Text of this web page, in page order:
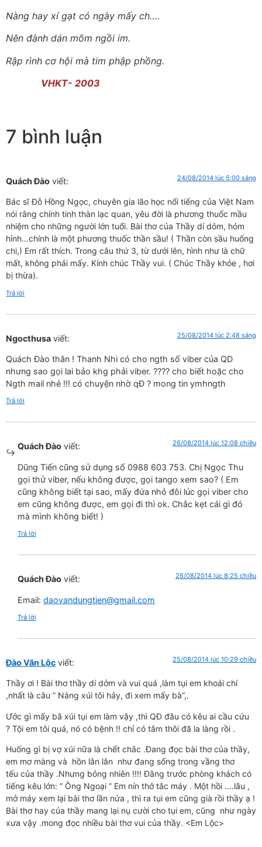
Nàng hay xí gạt có ngày mấy ch….
Nên đành dán mõm ngồi im.
Rập rình cơ hội mà tim phập phồng.
VHKT- 2003
7 bình luận
Quách Đào viết: 24/08/2014 lúc 5:00 sáng
Bác sĩ Đỗ Hồng Ngọc, chuyên gia lão học nổi tiếng của Việt Nam
nói rằng chính tinh thàn lạc quan, yêu đời là phương thuốc mầu
nhiệm cho những người lớn tuổi. Bài thơ của Thầy dí dỏm, hóm
hỉnh…chính là một phương thuốc thần sầu! ( Thần còn sầu huống
chi,) Em rất thích. Trong câu thứ 3, từ dưới lên, hình như là chữ
mất, không phải mấy. Kính chúc Thầy vui. ( Chúc Thầy khỏe , hơi
bị thừa).
Trả lời
Ngocthusa viết: 25/08/2014 lúc 2:48 sáng
Quách Đào thân ! Thanh Nhi có cho ngth số viber của QD
nhưng sao gọi lai bảo khg phải viber. ???? cho biết hoặc cho
Ngth mail nhé !!! có chuyện nhờ qĐ ? mong tin ymhngth
Trả lời
Quách Đào viết: 26/08/2014 lúc 12:08 chiều
Dũng Tiến cũng sử dụng số 0988 603 753. Chị Ngọc Thu
gọi thử viber, nếu không được, gọi tango xem sao? ( Em
cũng không biết tại sao, mấy đứa nhỏ đôi lúc gọi viber cho
em cũng không được, em gọi đi thì ok. Chắc kẹt cái gì đó
mà mình không biết! )
Trả lời
Quách Đào viết: 26/08/2014 lúc 8:25 chiều
Email: daovandungtien@gmail.com
Trả lời
Đào Văn Lộc viết: 25/08/2014 lúc 10:29 chiều
Thầy ơi ! Bài thơ thầy dí dởm và vui quá ,làm tụi em khoái chí
,nhất là câu ” Nàng xúi tôi hảy, đi xem mấy bà”,.
Ước gì mấy bã xúi tụi em làm vậy ,thì QĐ đâu có kêu ai cầu cứu
? Tội em tôi quá, nó có bệnh !! chỉ có tắm thôi đã la làng rồi .
Huống gì bị vợ xúi nữa là chết chắc .Đang đọc bài thơ của thầy,
em mơ màng và hồn lân lân như đang sống trong vầng thơ
tếu của thầy .Nhưng bỏng nhiên !!!! Đằng trước phòng khách có
tiếng kêu lớn: ” Ông Ngoại ” Em nín thở tắc máy . Một hồi ….lâu ,
mở máy xem lại bài thơ lần nửa , thì ra tụi em cũng già rồi thầy ạ !
Bài thơ hay của thầy mang lại nụ cười cho tụi em, cũng như ngày
xưa vậy .mong đọc nhiều bài thơ vui của thầy. <Em Lộc>